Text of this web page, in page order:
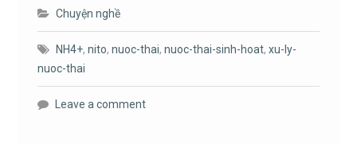
Chuyện nghề
NH4+, nito, nuoc-thai, nuoc-thai-sinh-hoat, xu-ly-
nuoc-thai
Leave a comment